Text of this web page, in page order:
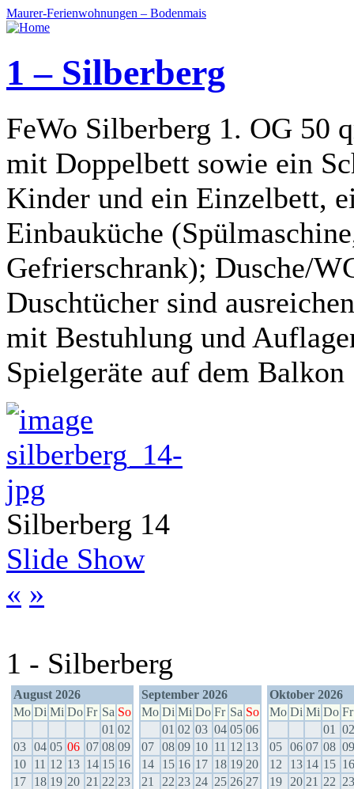
Maurer-Ferienwohnungen – Bodenmais
1 – Silberberg
FeWo Silberberg 1. OG 50
mit Doppelbett sowie ein
Kinder und ein Einzelbett,
Einbauküche
Gefrierschrank); Dusche/
Duschtücher sind
mit Bestuhlung und
Spielgeräte auf dem Balkon
Silberberg 14
Slide Show
« »
1 - Silberberg
August 2026
Mo Di Mi Do Fr Sa So
01 02
03 04 05 06 07 08 09
10
11 12 13 14 15 16
17
18 19 20 21 22 23
September 2026
Mo Di Mi Do Fr Sa So
01 02 03 04 05 06
07 08 09 10 11 12 13
14
15 16 17 18 19 20
21
22 23 24 25 26 27
Oktober 2026
Mo Di Mi Do Fr
01
02
05 06 07 08 09
12
13 14 15 16
19
20 21 22 23